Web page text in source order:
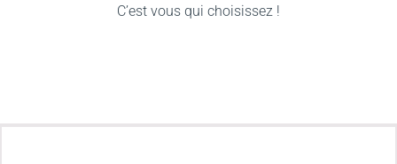
C’est vous qui choisissez !